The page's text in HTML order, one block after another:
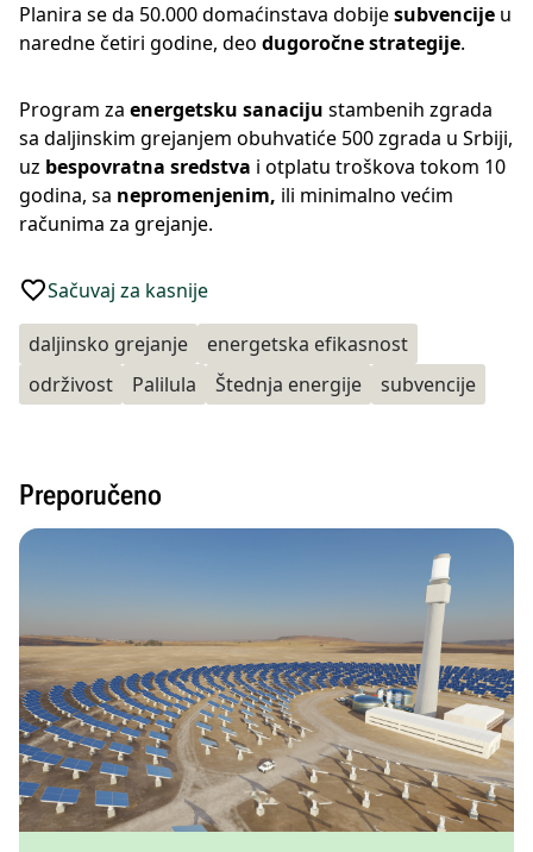
Planira se da 50.000 domaćinstava dobijesubvencije u
naredne četiri godine, deo dugoročne strategije.
Program za energetsku sanaciju stambenih zgrada
sa daljinskim grejanjem obuhvatiće 500 zgrada u Srbiji,
uz bespovratna sredstva i otplatu troškova tokom 10
godina, sa nepromenjenim, ili minimalno većim
računima za grejanje.
Sačuvaj za kasnije
daljinsko grejanje
energetska efikasnost
održivost
Palilula Štednja energije subvencije
Preporučeno